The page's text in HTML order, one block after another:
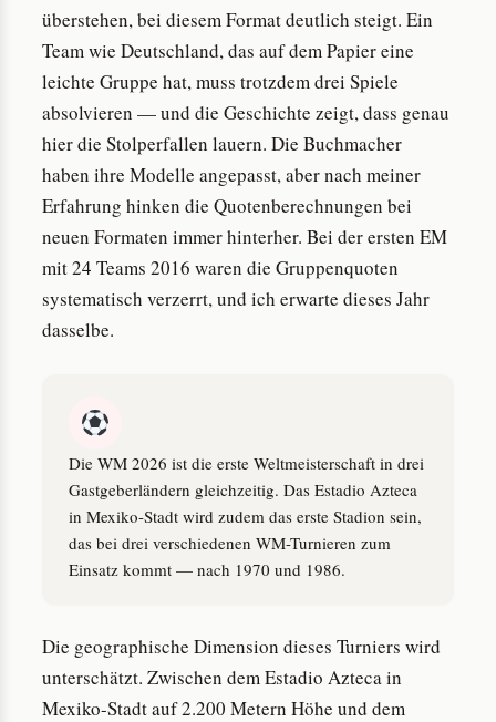
überstehen, bei diesem Format deutlich steigt. Ein
Team wie Deutschland, das auf dem Papier eine
leichte Gruppe hat, muss trotzdem drei Spiele
absolvieren — und die Geschichte zeigt, dass genau
hier die Stolperfallen lauern. Die Buchmacher
haben ihre Modelle angepasst, aber nach meiner
Erfahrung hinken die Quotenberechnungen bei
neuen Formaten immer hinterher. Bei der ersten EM
mit 24 Teams 2016 waren die Gruppenquoten
systematisch verzerrt, und ich erwarte dieses Jahr
dasselbe.
Die WM 2026 ist die erste Weltmeisterschaft in drei
Gastgeberländern gleichzeitig. Das Estadio Azteca
in Mexiko-Stadt wird zudem das erste Stadion sein,
das bei drei verschiedenen WM-Turnieren zum
Einsatz kommt — nach 1970 und 1986.
Die geographische Dimension dieses Turniers wird
unterschätzt. Zwischen dem Estadio Azteca in
Mexiko-Stadt auf 2.200 Metern Höhe und dem